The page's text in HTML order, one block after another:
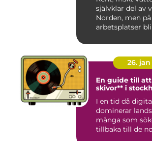
självklar del av
Norden, men
arbetsplatser
26. jan
En guide till
skivor** i
I en tid då
dominerar
många som
tillbaka till de